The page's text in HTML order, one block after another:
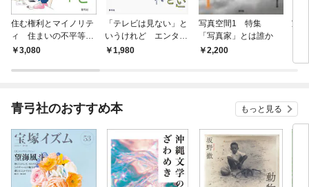
住む権利とマイノリテ
ィ 住まいの不平等を
考える
3,080
「テレビは見ない」と
いうけれど エンタメ
コンテンツをフェミニ
1,980
写真空間1 特集
「写真家」とは誰か
2,200
宝
青弓社のおすすめ本 もっと見る